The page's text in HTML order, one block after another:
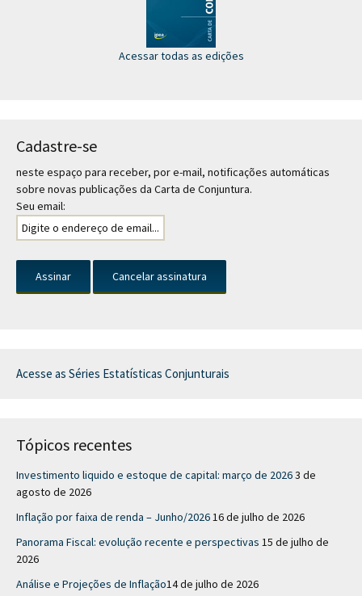
Acessar todas as edições
Cadastre-se
neste espaço para receber, por e-mail, notificações automáticas
sobre novas publicações da Carta de Conjuntura.
Seu email:
Acesse as Séries Estatísticas Conjunturais
Tópicos recentes
Investimento liquido e estoque de capital: março de 20263 de
agosto de 2026
Inflação por faixa de renda – Junho/202616 de julho de 2026
Panorama Fiscal: evolução recente e perspectivas 15 de julho de
2026
Análise e Projeções de Inflação​14 de julho de 2026